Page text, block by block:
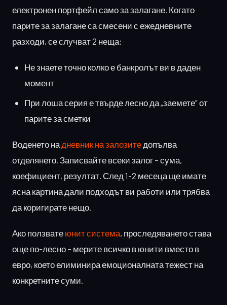
електронен портфейл само за залагане. Когато
парите за залагане са смесени с ежедневните
разходи, се случват 2 неща:
Не знаете точно колко е банкролът ви в даден
момент
При лоша серия е твърде лесно да „заемете“ от
парите за сметки
Воденето на дневник на залозите допълва
отделянето. Записвайте всеки залог – сума,
коефициент, резултат. След 1-2 месеца ще имате
ясна картина дали подходът ви работи или трябва
да коригирате нещо.
Ако ползвате юнит система, проследяването става
още по-лесно – мерите всичко в юнити вместо в
евро, което елиминира емоционалната тежест на
конкретните суми.